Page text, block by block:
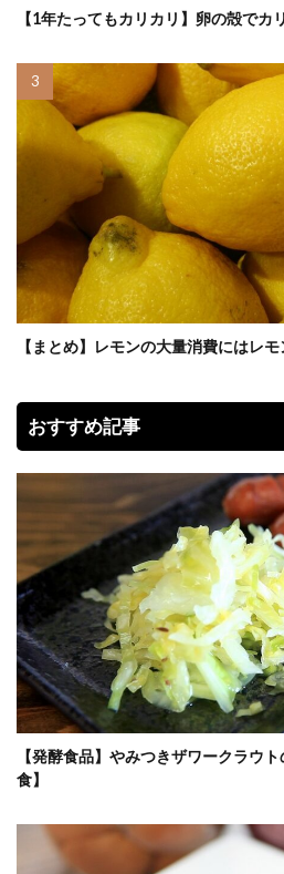
【1年たってもカリカリ】卵の殻で
【まとめ】レモンの大量消費にはレ
おすすめ記事
【発酵食品】やみつきザワークラウ
食】